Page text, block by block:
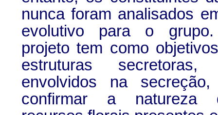
nunca foram analisados
evolutivo para o
projeto tem como
estruturas
envolvidos na
confirmar a natureza